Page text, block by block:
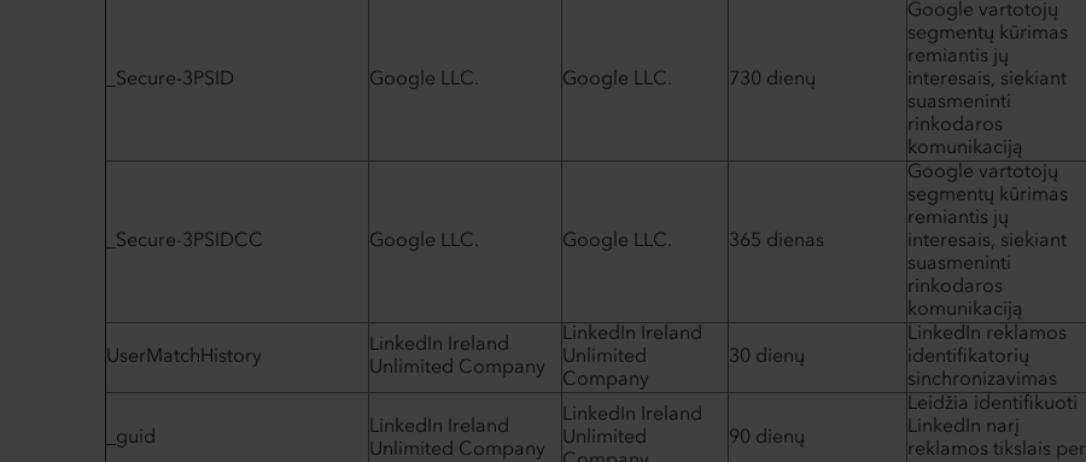
_Secure-3PSID Google LLC. Google LLC. 730 dienų
Google vartotojų
segmentų kūrimas
remiantis jų
interesais, siekiant
suasmeninti
rinkodaros
komunikaciją
_Secure-3PSIDCC Google LLC. Google LLC. 365 dienas
Google vartotojų
segmentų kūrimas
remiantis jų
interesais, siekiant
suasmeninti
rinkodaros
komunikaciją
UserMatchHistory
LinkedIn Ireland
Unlimited Company
LinkedIn Ireland
Unlimited
Company
30 dienų
LinkedIn reklamos
identifikatorių
sinchronizavimas
_guid
LinkedIn Ireland
Unlimited Company
LinkedIn Ireland
Unlimited
90 dienų
Leidžia identifikuoti
LinkedIn narį
reklamos tikslais per